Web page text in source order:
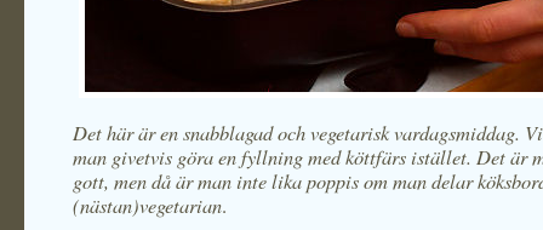
Det här är en snabblagad och vegetarisk vardagsmiddag.
man givetvis göra en fyllning med köttfärs istället. Det är
gott, men då är man inte lika poppis om man delar
(nästan)vegetarian.